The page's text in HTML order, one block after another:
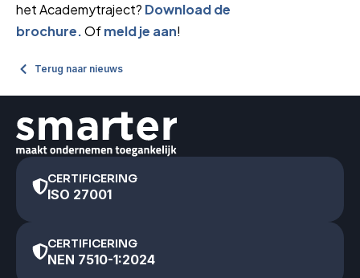
het Academytraject? Download de
brochure.Ofmeld je aan!
Terug naar nieuws
CERTIFICERING
ISO 27001
CERTIFICERING
NEN 7510-1:2024